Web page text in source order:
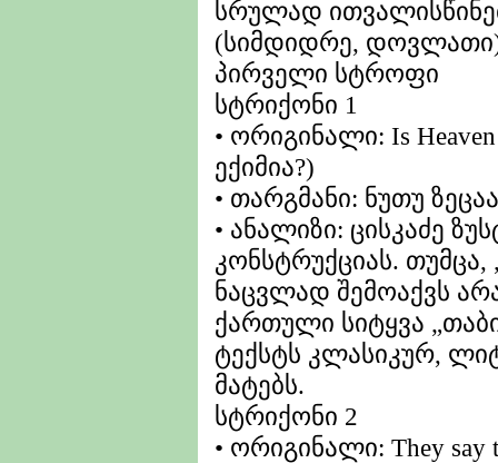
სრულად
(სიმდიდრე, დოვლათი)
პირველი სტროფი
სტრიქონი 1
• ორიგინალი: Is
ექიმია?)
• თარგმანი: ნუთუ
• ანალიზი: ცისკაძე
კონსტრუქციას. თუმცა,
ნაცვლად შემოაქვს
ქართული სიტყვა
ტექსტს კლასიკურ,
მატებს.
სტრიქონი 2
• ორიგინალი: They say